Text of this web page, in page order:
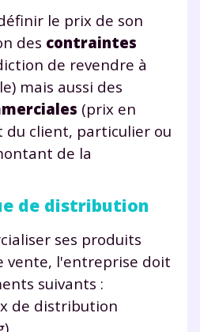
le prix de son
des contraintes
de revendre à
mais aussi des
(prix en
client, particulier ou
de la
de distribution
ses produits
vente, l'entreprise doit
suivants :
de distribution